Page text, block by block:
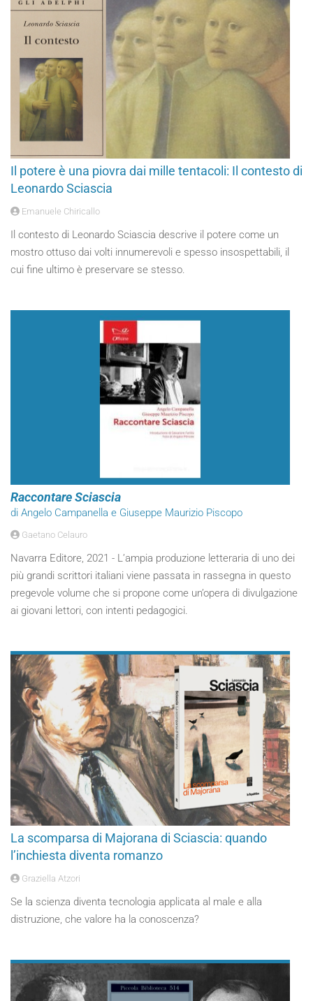
Il potere è una piovra dai mille tentacoli: Il contesto di
Leonardo Sciascia
Emanuele Chiricallo
Il contesto di Leonardo Sciascia descrive il potere come un
mostro ottuso dai volti innumerevoli e spesso insospettabili, il
cui fine ultimo è preservare se stesso.
Raccontare Sciascia
di Angelo Campanella e Giuseppe Maurizio Piscopo
Gaetano Celauro
Navarra Editore, 2021 - L’ampia produzione letteraria di uno dei
più grandi scrittori italiani viene passata in rassegna in questo
pregevole volume che si propone come un’opera di divulgazione
ai giovani lettori, con intenti pedagogici.
La scomparsa di Majorana di Sciascia: quando
l’inchiesta diventa romanzo
Graziella Atzori
Se la scienza diventa tecnologia applicata al male e alla
distruzione, che valore ha la conoscenza?